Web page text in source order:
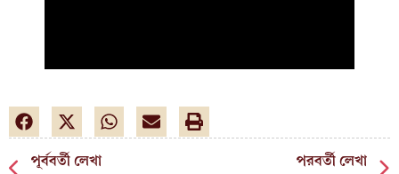
পূর্ববর্তী লেখা পরবর্তী লেখা